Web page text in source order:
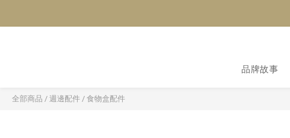
品牌故事
全部商品 / 週邊配件 / 食物盒配件